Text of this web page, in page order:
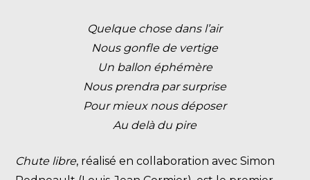
Quelque chose dans l’air
Nous gonfle de vertige
Un ballon éphémère
Nous prendra par surprise
Pour mieux nous déposer
Au delà du pire
Chute libre, réalisé en collaboration avec Simon